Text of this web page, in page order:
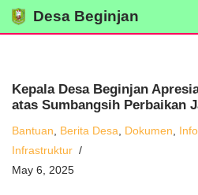
content
Desa Beginjan
Kepala Desa Beginjan
atas Sumbangsih Perbaikan
Bantuan, Berita Desa, Dokumen,
Infrastruktur
May 6, 2025